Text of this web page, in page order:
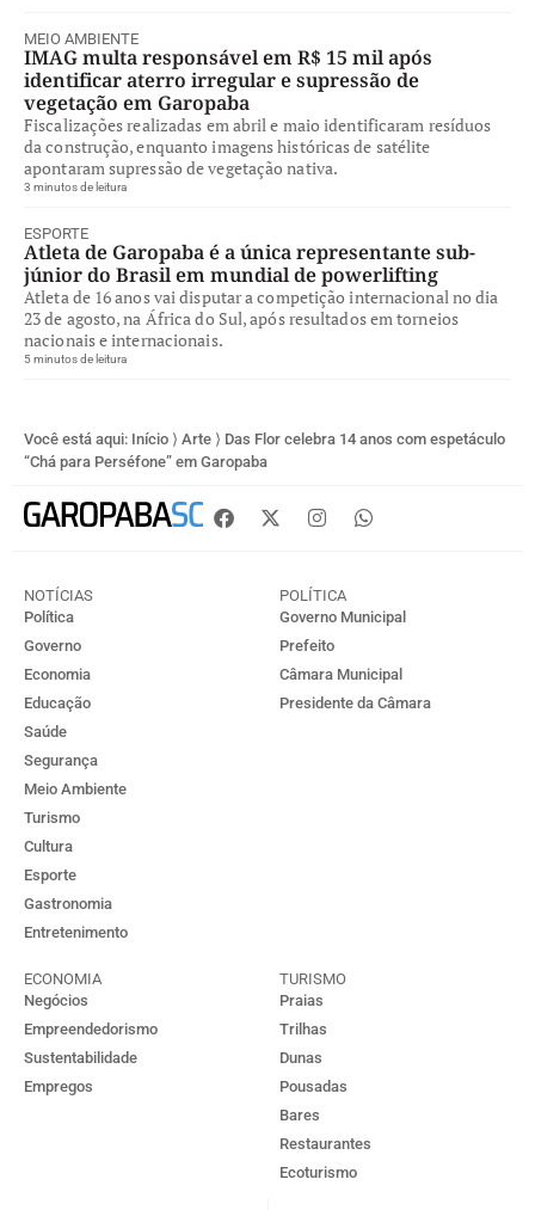
MEIO AMBIENTE
IMAG multa responsável em R$ 15 mil após
identificar aterro irregular e supressão de
vegetação em Garopaba
Fiscalizações realizadas em abril e maio identificaram resíduos
da construção, enquanto imagens históricas de satélite
apontaram supressão de vegetação nativa.
3 minutos de leitura
ESPORTE
Atleta de Garopaba é a única representante sub-
júnior do Brasil em mundial de powerlifting
Atleta de 16 anos vai disputar a competição internacional no dia
23 de agosto, na África do Sul, após resultados em torneios
nacionais e internacionais.
5 minutos de leitura
Você está aqui: Início ⟩ Arte ⟩ Das Flor celebra 14 anos com espetáculo
“Chá para Perséfone” em Garopaba
NOTÍCIAS
Política
Governo
Economia
Educação
Saúde
Segurança
Meio Ambiente
Turismo
Cultura
Esporte
Gastronomia
Entretenimento
POLÍTICA
Governo Municipal
Prefeito
Câmara Municipal
Presidente da Câmara
ECONOMIA
Negócios
Empreendedorismo
Sustentabilidade
Empregos
TURISMO
Praias
Trilhas
Dunas
Pousadas
Bares
Restaurantes
Ecoturismo